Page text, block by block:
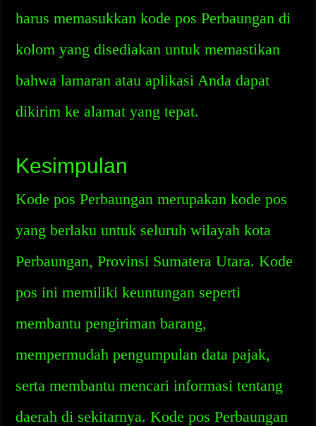
harus memasukkan kode pos Perbaungan di
kolom yang disediakan untuk memastikan
bahwa lamaran atau aplikasi Anda dapat
dikirim ke alamat yang tepat.
Kesimpulan
Kode pos Perbaungan merupakan kode pos
yang berlaku untuk seluruh wilayah kota
Perbaungan, Provinsi Sumatera Utara. Kode
pos ini memiliki keuntungan seperti
membantu pengiriman barang,
mempermudah pengumpulan data pajak,
serta membantu mencari informasi tentang
daerah di sekitarnya. Kode pos Perbaungan